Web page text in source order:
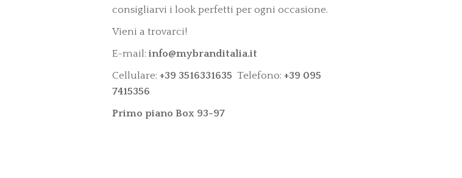
consigliarvi i look perfetti per ogni occasione.
Vieni a trovarci!
E-mail: info@mybranditalia.it
Cellulare: +39 3516331635 Telefono: +39 095
7415356
Primo piano Box 93-97